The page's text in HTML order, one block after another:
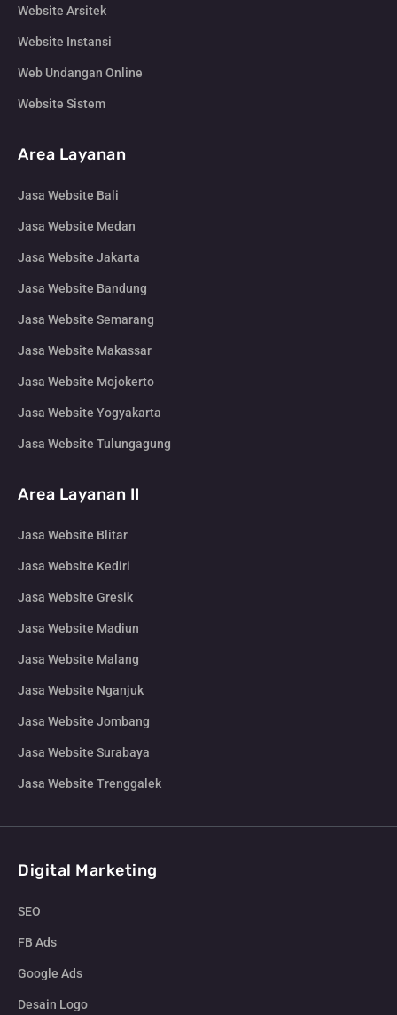
Website Arsitek
Website Instansi
Web Undangan Online
Website Sistem
Area Layanan
Jasa Website Bali
Jasa Website Medan
Jasa Website Jakarta
Jasa Website Bandung
Jasa Website Semarang
Jasa Website Makassar
Jasa Website Mojokerto
Jasa Website Yogyakarta
Jasa Website Tulungagung
Area Layanan II
Jasa Website Blitar
Jasa Website Kediri
Jasa Website Gresik
Jasa Website Madiun
Jasa Website Malang
Jasa Website Nganjuk
Jasa Website Jombang
Jasa Website Surabaya
Jasa Website Trenggalek
Digital Marketing
SEO
FB Ads
Google Ads
Desain Logo